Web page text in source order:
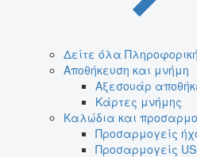
Δείτε όλα
Αποθήκευση και μνήμη
Αξεσουάρ
Κάρτες μνήμης
Καλώδια και
Προσαρμογείς
Προσαρμογείς